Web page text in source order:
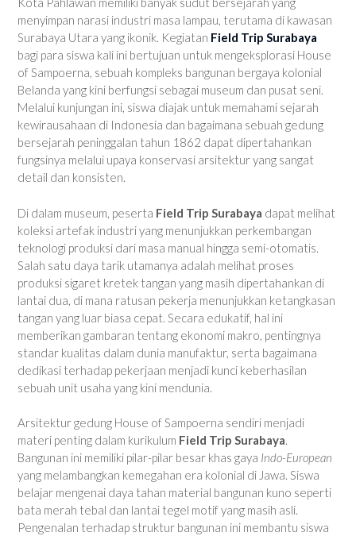
menyimpan narasi industri masa lampau, terutama di kawasan
Surabaya Utara yang ikonik. Kegiatan Field Trip Surabaya
bagi para siswa kali ini bertujuan untuk mengeksplorasi House
of Sampoerna, sebuah kompleks bangunan bergaya kolonial
Belanda yang kini berfungsi sebagai museum dan pusat seni.
Melalui kunjungan ini, siswa diajak untuk memahami sejarah
kewirausahaan di Indonesia dan bagaimana sebuah gedung
bersejarah peninggalan tahun 1862 dapat dipertahankan
fungsinya melalui upaya konservasi arsitektur yang sangat
detail dan konsisten.
Di dalam museum, peserta Field Trip Surabaya dapat melihat
koleksi artefak industri yang menunjukkan perkembangan
teknologi produksi dari masa manual hingga semi-otomatis.
Salah satu daya tarik utamanya adalah melihat proses
produksi sigaret kretek tangan yang masih dipertahankan di
lantai dua, di mana ratusan pekerja menunjukkan ketangkasan
tangan yang luar biasa cepat. Secara edukatif, hal ini
memberikan gambaran tentang ekonomi makro, pentingnya
standar kualitas dalam dunia manufaktur, serta bagaimana
dedikasi terhadap pekerjaan menjadi kunci keberhasilan
sebuah unit usaha yang kini mendunia.
Arsitektur gedung House of Sampoerna sendiri menjadi
materi penting dalam kurikulum Field Trip Surabaya.
Bangunan ini memiliki pilar-pilar besar khas gaya Indo-European
yang melambangkan kemegahan era kolonial di Jawa. Siswa
belajar mengenai daya tahan material bangunan kuno seperti
bata merah tebal dan lantai tegel motif yang masih asli.
Pengenalan terhadap struktur bangunan ini membantu siswa